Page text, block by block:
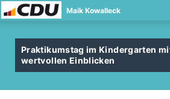
Maik Kowalleck
Praktikumstag im Kindergarten
wertvollen Einblicken